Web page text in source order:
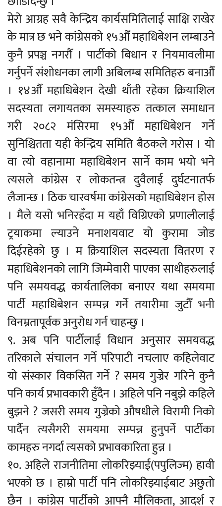
मेरो आग्रह सवै केन्द्रिय कार्यसमितिलाई साक्षि राखेर
के मात्र छ भने कांग्रेसको १५औँ महाधिबेशन लम्बाउने
कुनै प्रपञ्च नगरौँ । पार्टीको बिधान र नियमावलीमा
गर्नुपर्ने संशोधनका लागी अबिलम्ब समितिहरु बनाऔँ
। १४औँ महाधिबेशन देखी थाँती रहेका क्रियाशिल
सदस्यता लगायतका समस्याहरु तत्काल समाधान
गरी २०८२ मंसिरमा १५औँ महाधिबेशन गर्ने
सुनिश्चितता यही केन्द्रिय समिति बैठकले गरोस । यो
वा त्यो वहानामा महाधिबेशन सार्ने काम भयो भने
त्यसले कांग्रेस र लोकतन्त्र दुवैलाई दुर्घटनातर्फ
लैजान्छ । ठिक चारवर्षमा कांग्रेसको महाधिबेशन होस
। मैले यसो भनिरहँदा म यहाँ विग्रिएको प्रणालीलाई
ट्रयाकमा ल्याउने मनाशयवाट यो कुरामा जोड
दिईरहेको छु । म क्रियाशिल सदस्यता वितरण र
महाधिबेशनको लागि जिम्मेवारी पाएका साथीहरुलाई
पनि समयवद्ध कार्यतालिका बनाएर यथा समयमा
पार्टी महाधिबेशन सम्पन्न गर्ने तयारीमा जुटौँ भनी
विनम्रतापूर्वक अनुरोध गर्न चाहन्छु ।
९. अब पनि पार्टीलाई विधान अनुसार समयवद्ध
तरिकाले संचालन गर्ने परिपाटी नचलाए कहिलेवाट
यो संस्कार विकसित गर्ने ? समय गुज्रेर गरिने कुनै
पनि कार्य प्रभावकारी हुँदैन । अहिले पनि नबुझे कहिले
बुझने ? जसरी समय गुज्रेको औषधीले विरामी निको
पार्दैन त्यसैगरी समयमा सम्पन्न हुनुपर्ने पार्टीका
कामहरु नगर्दा त्यसको प्रभावकारिता हुन्न ।
१०. अहिले राजनीतिमा लोकरिझ्याई(पपुलिज्म) हावी
भएको छ । हाम्रो पार्टी पनि लोकरिझ्याईबाट अछुतो
छैन । कांग्रेस पार्टीको आफ्नै मौलिकता, आदर्श र